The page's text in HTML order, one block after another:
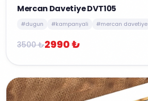
Mercan Davetiye DVT105
#dugun #kampanyali #mercan davetiye
3500 ₺2990 ₺